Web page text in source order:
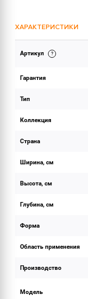
ХАРАКТЕРИСТИКИ
ОБЪЕМ ПОСТАВКИ
Артикул
Гарантия
Тип
Коллекция
Страна
Ширина, см
Высота, см
Глубина, см
Форма
Область применения
Производство
Модель